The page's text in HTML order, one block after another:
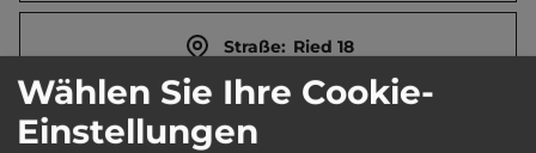
Straße: Ried 18
E-Mail: kontakt@seeterrassencamping.at
Wählen Sie Ihre Cookie-
Einstellungen